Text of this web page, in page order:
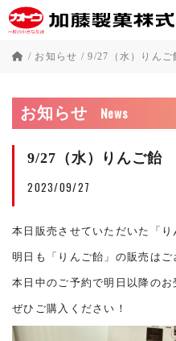
/ お知らせ /9/27（水）りん
お知らせ News
9/27（水）りんご飴
2023/09/27
本日販売させていただいた「り
明日も「りんご飴」の販売はご
本日中のご予約で明日以降のお
ぜひご購入ください！